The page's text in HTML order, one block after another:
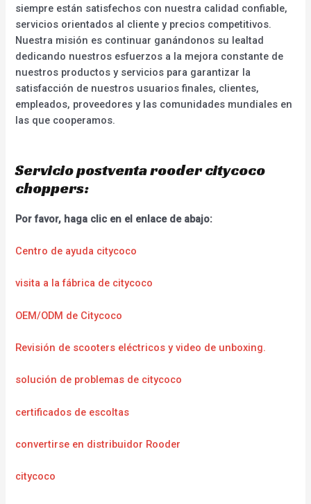
siempre están satisfechos con nuestra calidad confiable,
servicios orientados al cliente y precios competitivos.
Nuestra misión es continuar ganándonos su lealtad
dedicando nuestros esfuerzos a la mejora constante de
nuestros productos y servicios para garantizar la
satisfacción de nuestros usuarios finales, clientes,
empleados, proveedores y las comunidades mundiales en
las que cooperamos.
Servicio postventa rooder citycoco
choppers:
Por favor, haga clic en el enlace de abajo:
Centro de ayuda citycoco
visita a la fábrica de citycoco
OEM/ODM de Citycoco
Revisión de scooters eléctricos y video de unboxing.
solución de problemas de citycoco
certificados de escoltas
convertirse en distribuidor Rooder
citycoco